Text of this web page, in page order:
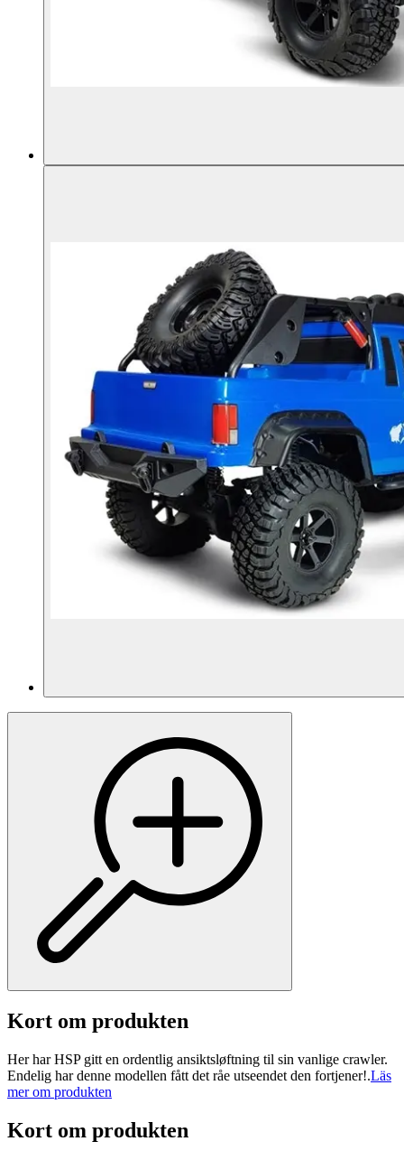
Kort om produkten
Her har HSP gitt en ordentlig ansiktsløftning til sin vanlige crawler.
Endelig har denne modellen fått det råe utseendet den fortjener!.Läs
mer om produkten
Kort om produkten